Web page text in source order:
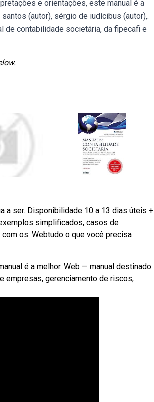
e orientações, este manual é a
(autor), sérgio de iudícibus (autor),.
de contabilidade societária, da fipecafi e
a ser. Disponibilidade 10 a 13 dias úteis +
simplificados, casos de
os. Webtudo o que você precisa
é a melhor. Web — manual destinado
empresas, gerenciamento de riscos,